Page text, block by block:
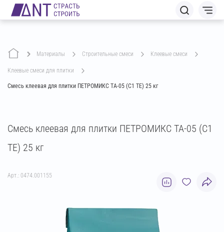
Материалы строительные смеси клеевые смеси
клеевые смеси для плитки
Смесь клеевая для плитки ПЕТРОМИКС TA-05 (C1 TE) 25 кг
Смесь клеевая для плитки ПЕТРОМИКС TA-05 (C1
TE) 25 кг
Арт.: 0474.001155